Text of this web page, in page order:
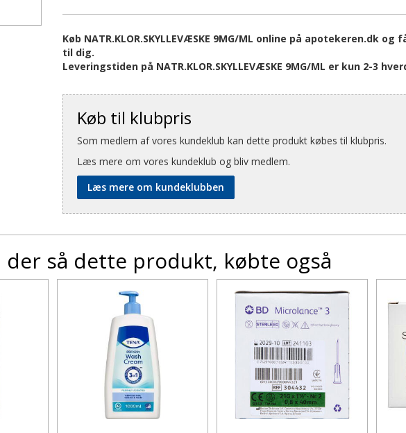
Køb NATR.KLOR.SKYLLEVÆSKE 9MG/ML online på apotekeren.dk
til dig.
Leveringstiden på NATR.KLOR.SKYLLEVÆSKE 9MG/ML er kun 2-3
Køb til klubpris
Som medlem af vores kundeklub kan dette produkt købes til klubpris.
Læs mere om vores kundeklub og bliv medlem.
Læs mere om kundeklubben
der så dette produkt, købte også